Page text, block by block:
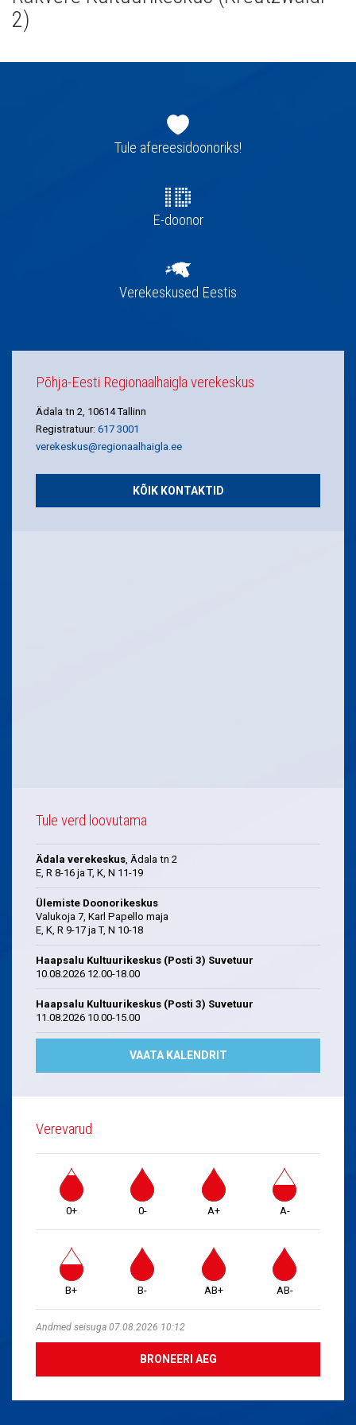
2)
navigatsioonTule afereesidoonoriks!
E-doonor
Verekeskused Eestis
Põhja-Eesti Regionaalhaigla verekeskus
Ädala tn 2, 10614 Tallinn
Registratuur: 617 3001
verekeskus@regionaalhaigla.ee
KÕIK KONTAKTID
Tule verd loovutama
Ädala verekeskus, Ädala tn 2
E, R 8-16 ja T, K, N 11-19
Ülemiste Doonorikeskus
Valukoja 7, Karl Papello maja
E, K, R 9-17 ja T, N 10-18
Haapsalu Kultuurikeskus (Posti 3) Suvetuur
10.08.2026 12.00-18.00
Haapsalu Kultuurikeskus (Posti 3) Suvetuur
11.08.2026 10.00-15.00
VAATA KALENDRIT
Verevarud
0+ 0- A+ A-
B+ B- AB+ AB-
Andmed seisuga 07.08.2026 10:12
BRONEERI AEG